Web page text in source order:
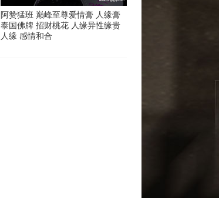
阿赞猛班 巅峰至尊爱情膏 人缘膏
泰国佛牌 招财桃花 人缘异性缘贵
人缘 感情和合